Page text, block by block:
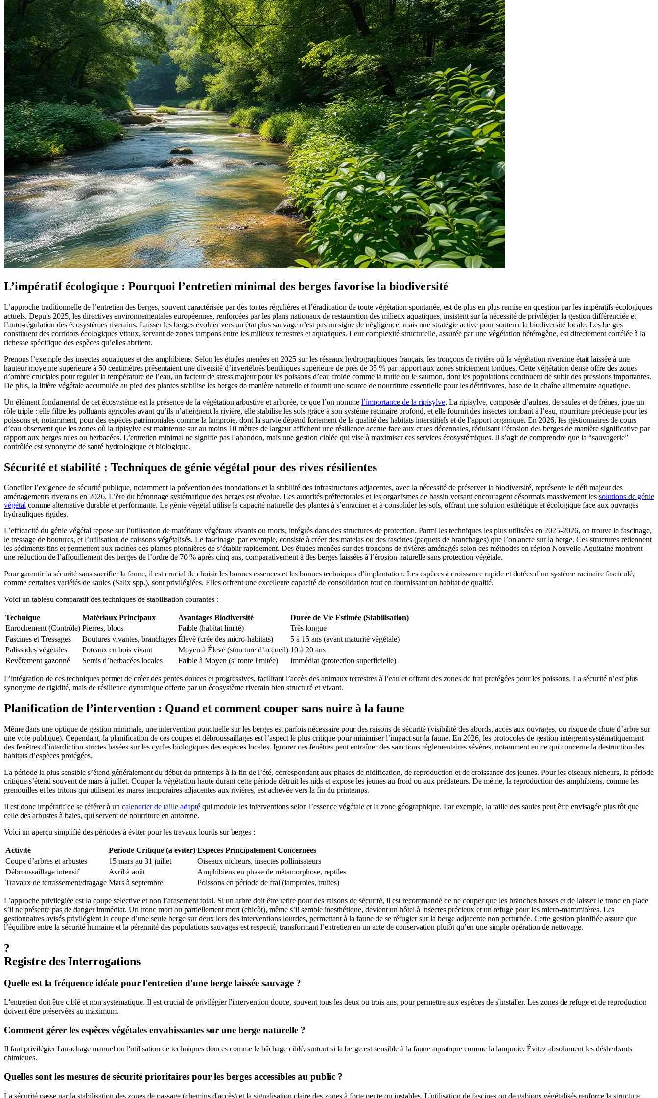
L’impératif écologique : Pourquoi l’entretien minimal des berges favorise la biodiversité
L’approche traditionnelle de l’entretien des berges, souvent caractérisée par des tontes régulières et l’éradication de toute végétation spontanée, est de plus en plus remise en question par les impératifs écologiques
actuels. Depuis 2025, les directives environnementales européennes, renforcées par les plans nationaux de restauration des milieux aquatiques, insistent sur la nécessité de privilégier la gestion différenciée et
l’auto-régulation des écosystèmes riverains. Laisser les berges évoluer vers un état plus sauvage n’est pas un signe de négligence, mais une stratégie active pour soutenir la biodiversité locale. Les berges
constituent des corridors écologiques vitaux, servant de zones tampons entre les milieux terrestres et aquatiques. Leur complexité structurelle, assurée par une végétation hétérogène, est directement corrélée à la
richesse spécifique des espèces qu’elles abritent.
Prenons l’exemple des insectes aquatiques et des amphibiens. Selon les études menées en 2025 sur les réseaux hydrographiques français, les tronçons de rivière où la végétation riveraine était laissée à une
hauteur moyenne supérieure à 50 centimètres présentaient une diversité d’invertébrés benthiques supérieure de près de 35 % par rapport aux zones strictement tondues. Cette végétation dense offre des zones
d’ombre cruciales pour réguler la température de l’eau, un facteur de stress majeur pour les poissons d’eau froide comme la truite ou le saumon, dont les populations continuent de subir des pressions importantes.
De plus, la litière végétale accumulée au pied des plantes stabilise les berges de manière naturelle et fournit une source de nourriture essentielle pour les détritivores, base de la chaîne alimentaire aquatique.
Un élément fondamental de cet écosystème est la présence de la végétation arbustive et arborée, ce que l’on nomme l’importance de la ripisylve. La ripisylve, composée d’aulnes, de saules et de frênes, joue un
rôle triple : elle filtre les polluants agricoles avant qu’ils n’atteignent la rivière, elle stabilise les sols grâce à son système racinaire profond, et elle fournit des insectes tombant à l’eau, nourriture précieuse pour les
poissons et, notamment, pour des espèces patrimoniales comme la lamproie, dont la survie dépend fortement de la qualité des habitats interstitiels et de l’apport organique. En 2026, les gestionnaires de cours
d’eau observent que les zones où la ripisylve est maintenue sur au moins 10 mètres de largeur affichent une résilience accrue face aux crues décennales, réduisant l’érosion des berges de manière significative par
rapport aux berges nues ou herbacées. L’entretien minimal ne signifie pas l’abandon, mais une gestion ciblée qui vise à maximiser ces services écosystémiques. Il s’agit de comprendre que la “sauvagerie”
contrôlée est synonyme de santé hydrologique et biologique.
Sécurité et stabilité : Techniques de génie végétal pour des rives résilientes
Concilier l’exigence de sécurité publique, notamment la prévention des inondations et la stabilité des infrastructures adjacentes, avec la nécessité de préserver la biodiversité, représente le défi majeur des
aménagements riverains en 2026. L’ère du bétonnage systématique des berges est révolue. Les autorités préfectorales et les organismes de bassin versant encouragent désormais massivement les solutions de génie
végétal comme alternative durable et performante. Le génie végétal utilise la capacité naturelle des plantes à s’enraciner et à consolider les sols, offrant une solution esthétique et écologique face aux ouvrages
hydrauliques rigides.
L’efficacité du génie végétal repose sur l’utilisation de matériaux végétaux vivants ou morts, intégrés dans des structures de protection. Parmi les techniques les plus utilisées en 2025-2026, on trouve le fascinage,
le tressage de boutures, et l’utilisation de caissons végétalisés. Le fascinage, par exemple, consiste à créer des matelas ou des fascines (paquets de branchages) que l’on ancre sur la berge. Ces structures retiennent
les sédiments fins et permettent aux racines des plantes pionnières de s’établir rapidement. Des études menées sur des tronçons de rivières aménagés selon ces méthodes en région Nouvelle-Aquitaine montrent
une réduction de l’affouillement des berges de l’ordre de 70 % après cinq ans, comparativement à des berges laissées à l’érosion naturelle sans protection végétale.
Pour garantir la sécurité sans sacrifier la faune, il est crucial de choisir les bonnes essences et les bonnes techniques d’implantation. Les espèces à croissance rapide et dotées d’un système racinaire fasciculé,
comme certaines variétés de saules (Salix spp.), sont privilégiées. Elles offrent une excellente capacité de consolidation tout en fournissant un habitat de qualité.
Voici un tableau comparatif des techniques de stabilisation courantes :
Technique Matériaux Principaux Avantages Biodiversité
Durée de Vie Estimée (Stabilisation)
Enrochement (Contrôle) Pierres, blocs Faible (habitat limité)
Très longue
Fascines et Tressages
Boutures vivantes, branchages Élevé (crée des micro-habitats)
5 à 15 ans (avant maturité végétale)
Palissades végétales
Poteaux en bois vivant Moyen à Élevé (structure d’accueil) 10 à 20 ans
Revêtement gazonné
Semis d’herbacées locales Faible à Moyen (si tonte limitée) Immédiat (protection superficielle)
L’intégration de ces techniques permet de créer des pentes douces et progressives, facilitant l’accès des animaux terrestres à l’eau et offrant des zones de frai protégées pour les poissons. La sécurité n’est plus
synonyme de rigidité, mais de résilience dynamique offerte par un écosystème riverain bien structuré et vivant.
Planification de l’intervention : Quand et comment couper sans nuire à la faune
Même dans une optique de gestion minimale, une intervention ponctuelle sur les berges est parfois nécessaire pour des raisons de sécurité (visibilité des abords, accès aux ouvrages, ou risque de chute d’arbre sur
une voie publique). Cependant, la planification de ces coupes et débroussaillages est l’aspect le plus critique pour minimiser l’impact sur la faune. En 2026, les protocoles de gestion intègrent systématiquement
des fenêtres d’interdiction strictes basées sur les cycles biologiques des espèces locales. Ignorer ces fenêtres peut entraîner des sanctions réglementaires sévères, notamment en ce qui concerne la destruction des
habitats d’espèces protégées.
La période la plus sensible s’étend généralement du début du printemps à la fin de l’été, correspondant aux phases de nidification, de reproduction et de croissance des jeunes. Pour les oiseaux nicheurs, la période
critique s’étend souvent de mars à juillet. Couper la végétation haute durant cette période détruit les nids et expose les jeunes au froid ou aux prédateurs. De même, la reproduction des amphibiens, comme les
grenouilles et les tritons qui utilisent les mares temporaires adjacentes aux rivières, est achevée vers la fin du printemps.
Il est donc impératif de se référer à un calendrier de taille adapté qui module les interventions selon l’essence végétale et la zone géographique. Par exemple, la taille des saules peut être envisagée plus tôt que
celle des arbustes à baies, qui servent de nourriture en automne.
Voici un aperçu simplifié des périodes à éviter pour les travaux lourds sur berges :
Activité Période Critique (à éviter) Espèces Principalement Concernées
Coupe d’arbres et arbustes
15 mars au 31 juillet
Oiseaux nicheurs, insectes pollinisateurs
Débroussaillage intensif
Avril à août
Amphibiens en phase de métamorphose, reptiles
Travaux de terrassement/dragage Mars à septembre Poissons en période de frai (lamproies, truites)
L’approche privilégiée est la coupe sélective et non l’arasement total. Si un arbre doit être retiré pour des raisons de sécurité, il est recommandé de ne couper que les branches basses et de laisser le tronc en place
s’il ne présente pas de danger immédiat. Un tronc mort ou partiellement mort (chicôt), même s’il semble inesthétique, devient un hôtel à insectes précieux et un refuge pour les micro-mammifères. Les
gestionnaires avisés privilégient la coupe d’une seule berge sur deux lors des interventions lourdes, permettant à la faune de se réfugier sur la berge adjacente non perturbée. Cette gestion planifiée assure que
l’équilibre entre la sécurité humaine et la pérennité des populations sauvages est respecté, transformant l’entretien en un acte de conservation plutôt qu’en une simple opération de nettoyage.
?
Registre des Interrogations
Quelle est la fréquence idéale pour l'entretien d'une berge laissée sauvage ?
L'entretien doit être ciblé et non systématique. Il est crucial de privilégier l'intervention douce, souvent tous les deux ou trois ans, pour permettre aux espèces de s'installer. Les zones de refuge et de reproduction
doivent être préservées au maximum.
Comment gérer les espèces végétales envahissantes sur une berge naturelle ?
Il faut privilégier l'arrachage manuel ou l'utilisation de techniques douces comme le bâchage ciblé, surtout si la berge est sensible à la faune aquatique comme la lamproie. Évitez absolument les désherbants
chimiques.
Quelles sont les mesures de sécurité prioritaires pour les berges accessibles au public ?
La sécurité passe par la stabilisation des zones de passage (chemins d'accès) et la signalisation claire des zones à forte pente ou instables. L'utilisation de fascines ou de gabions végétalisés renforce la structure